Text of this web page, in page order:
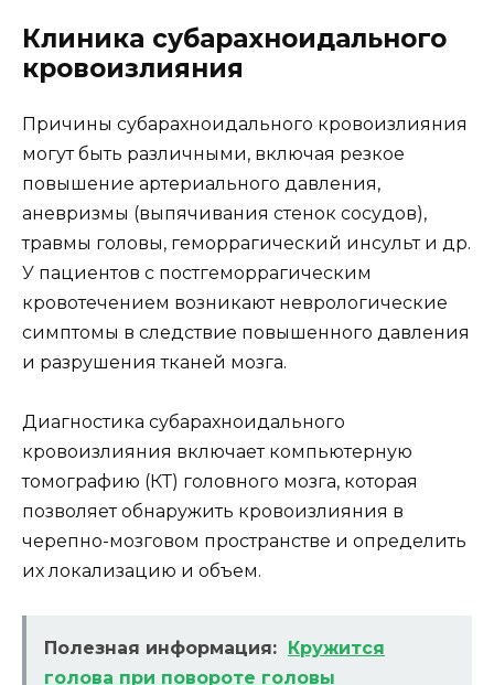
Клиника субарахноидального
кровоизлияния
Причины субарахноидального кровоизлияния
могут быть различными, включая резкое
повышение артериального давления,
аневризмы (выпячивания стенок сосудов),
травмы головы, геморрагический инсульт и др.
У пациентов с постгеморрагическим
кровотечением возникают неврологические
симптомы в следствие повышенного давления
и разрушения тканей мозга.
Диагностика субарахноидального
кровоизлияния включает компьютерную
томографию (КТ) головного мозга, которая
позволяет обнаружить кровоизлияния в
черепно-мозговом пространстве и определить
их локализацию и объем.
Полезная информация: Кружится
голова при повороте головы